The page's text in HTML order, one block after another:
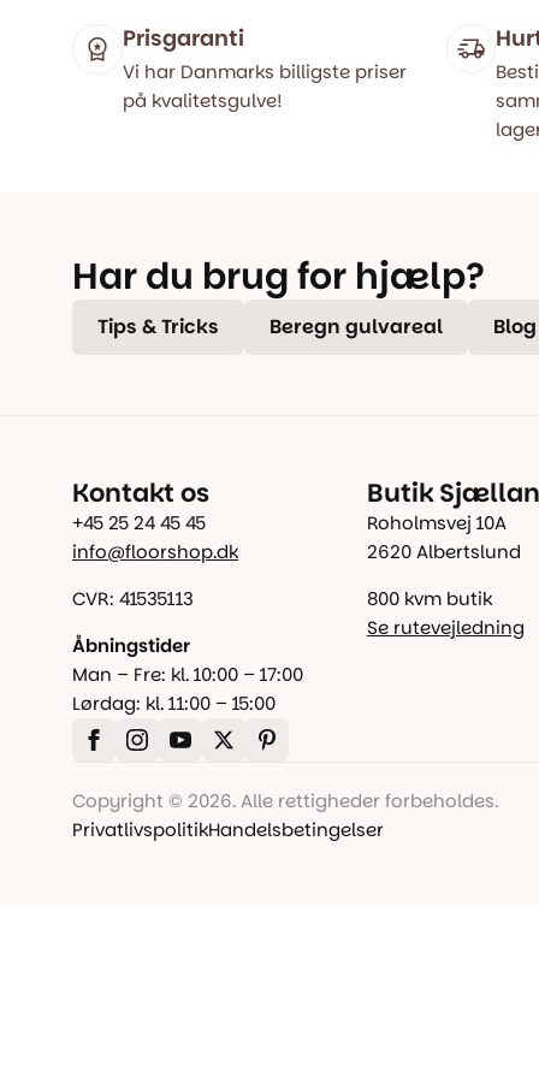
Prisgaranti
Vi har Danmarks billigste priser
på kvalitetsgulve!
Har du brug for hjælp?
Tips & Tricks Beregn gulvareal Blog
Kontakt os
+45 25 24 45 45
info@floorshop.dk
CVR: 41535113
Åbningstider
Man – Fre: kl. 10:00 – 17:00
Lørdag: kl. 11:00 – 15:00
Butik
Roholmsvej 10A
2620 Albertslund
800 kvm butik
Se rutevejledning
Copyright © 2026. Alle rettigheder forbeholdes.
PrivatlivspolitikHandelsbetingelser